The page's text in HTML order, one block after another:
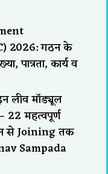
2026: गठन के
पात्रता, कार्य व
लीव मॉड्यूल
महत्वपूर्ण
से Joining तक
Sampada